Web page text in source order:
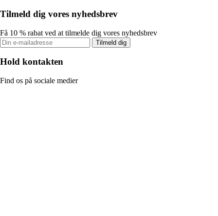
Tilmeld dig vores nyhedsbrev
Få 10 % rabat ved at tilmelde dig vores nyhedsbrev
Tilmeld dig
Hold kontakten
Find os på sociale medier